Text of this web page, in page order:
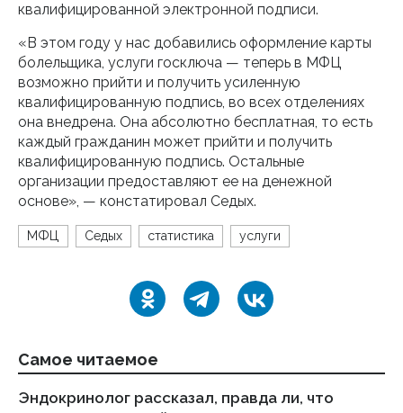
квалифицированной электронной подписи.
«В этом году у нас добавились оформление карты
болельщика, услуги госключа — теперь в МФЦ
возможно прийти и получить усиленную
квалифицированную подпись, во всех отделениях
она внедрена. Она абсолютно бесплатная, то есть
каждый гражданин может прийти и получить
квалифицированную подпись. Остальные
организации предоставляют ее на денежной
основе», — констатировал Седых.
МФЦ Седых статистика услуги
Самое читаемое
Эндокринолог рассказал, правда ли, что